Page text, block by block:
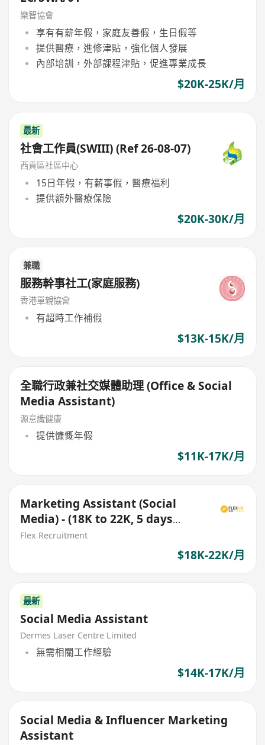
樂智協會
享有有薪年假，家庭友善假，生日假等
提供醫療，進修津貼，強化個人發展
內部培訓，外部課程津貼，促進專業成長
$20K-25K/月
最新
社會工作員(SWIII) (Ref 26-08-07)
西貢區社區中心
15日年假，有薪事假，醫療福利
提供額外醫療保險
$20K-30K/月
兼職
服務幹事社工(家庭服務)
香港單親協會
有超時工作補假
$13K-15K/月
全職行政兼社交媒體助理 (Office & Social
Media Assistant)
源意識健康
提供慷慨年假
$11K-17K/月
Marketing Assistant (Social
Media) - (18K to 22K, 5 days
work, Tsuen Wan)
Flex Recruitment
$18K-22K/月
最新
Social Media Assistant
Dermes Laser Centre Limited
無需相關工作經驗
$14K-17K/月
Social Media & Influencer Marketing
Assistant